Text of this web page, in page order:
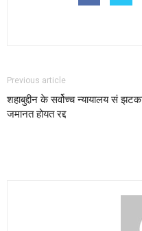
Previous article
शहाबुद्दीन के सर्वोच्च न्यायालय सं
जमानत होयत रद्द